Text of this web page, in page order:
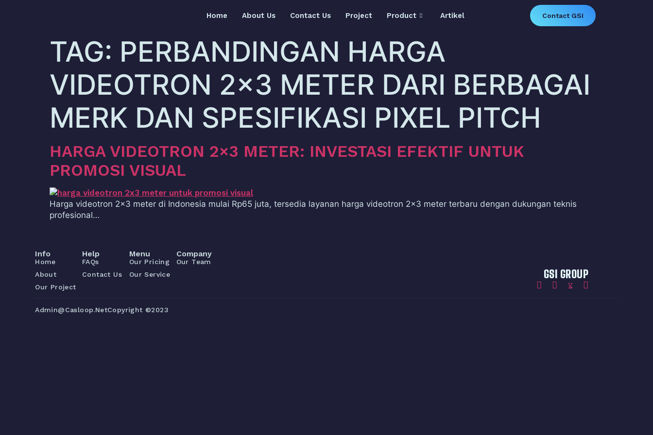
Home About Us Contact Us Project Product Artikel Contact GSI
TAG: PERBANDINGAN HARGA
VIDEOTRON 2×3 METER DARI BERBAGAI
MERK DAN SPESIFIKASI PIXEL PITCH
HARGA VIDEOTRON 2×3 METER: INVESTASI EFEKTIF UNTUK
PROMOSI VISUAL
Harga videotron 2×3 meter di Indonesia mulai Rp65 juta, tersedia layanan harga videotron 2×3 meter terbaru dengan dukungan teknis
profesional…
Info
Home
About
Our Project
Help
FAQs
Contact Us
Menu
Our Pricing
Our Service
Company
Our Team
GSI GROUP
Admin@casloop.netCopyright ©2023